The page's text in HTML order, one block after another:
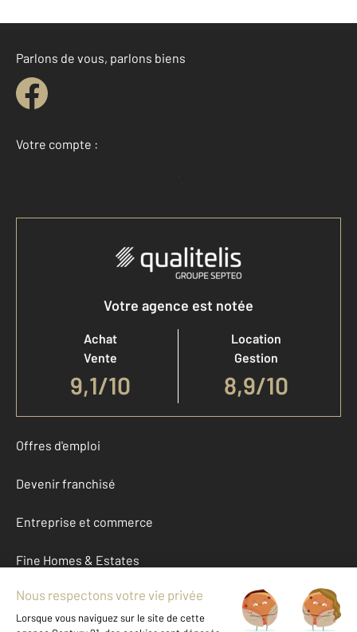
Parlons de vous, parlons biens
Votre compte :
Accéder à mon compte
Votre agence est notée
Achat
Vente
9,1/10
Location
Gestion
8,9/10
Offres d'emploi
Devenir franchisé
Entreprise et commerce
Fine Homes & Estates
À propos